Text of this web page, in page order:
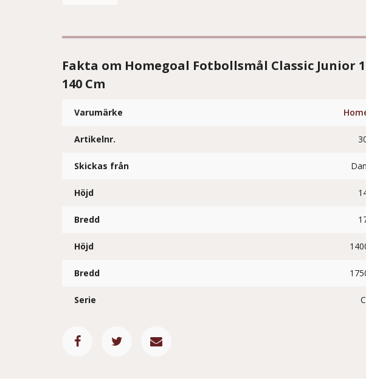
Fakta om Homegoal Fotbollsmål Classic Junior
140 Cm
Varumärke
Artikelnr.
Skickas från
Höjd
Bredd
Höjd
Bredd
Serie